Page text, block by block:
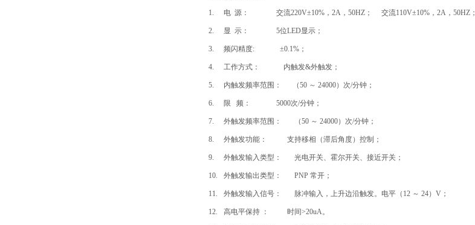
1. 电 源： 交流220V±10%，2A，50HZ； 交流110V±10%，2A，50HZ；
2. 显 示： 5位LED显示；
3. 频闪精度: ±0.1%；
4. 工作方式： 内触发&外触发；
5. 内触发频率范围： （50 ～ 24000）次/分钟；
6. 限 频： 5000次/分钟；
7. 外触发频率范围： （50 ～ 24000）次/分钟；
8. 外触发功能： 支持移相（滞后角度）控制；
9. 外触发输入类型： 光电开关、霍尔开关、接近开关；
10. 外触发输出类型： PNP 常开；
11. 外触发输入信号： 脉冲输入，上升边沿触发。电平（12 ～ 24）V；
12. 高电平保持 ： 时间>20uA。